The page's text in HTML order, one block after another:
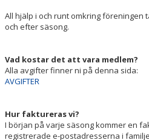
All hjälp i och runt omkring föreningen
och efter säsong.
Vad kostar det att vara medlem?
Alla avgifter finner ni på denna sida:
AVGIFTER
Hur faktureras vi?
I början på varje säsong kommer en
registrerade e-postadresserna i